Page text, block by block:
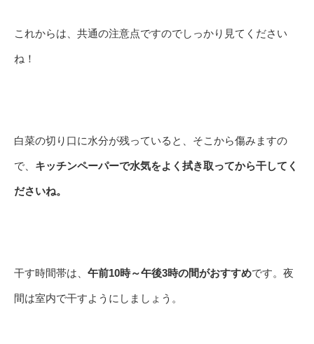
これからは、共通の注意点ですのでしっかり見てください
ね！
白菜の切り口に水分が残っていると、そこから傷みますの
で、 キッチンペーパーで水気をよく拭き取ってから干してく
ださいね。
干す時間帯は、 午前10時～午後3時の間がおすすめです。夜
間は室内で干すようにしましょう。